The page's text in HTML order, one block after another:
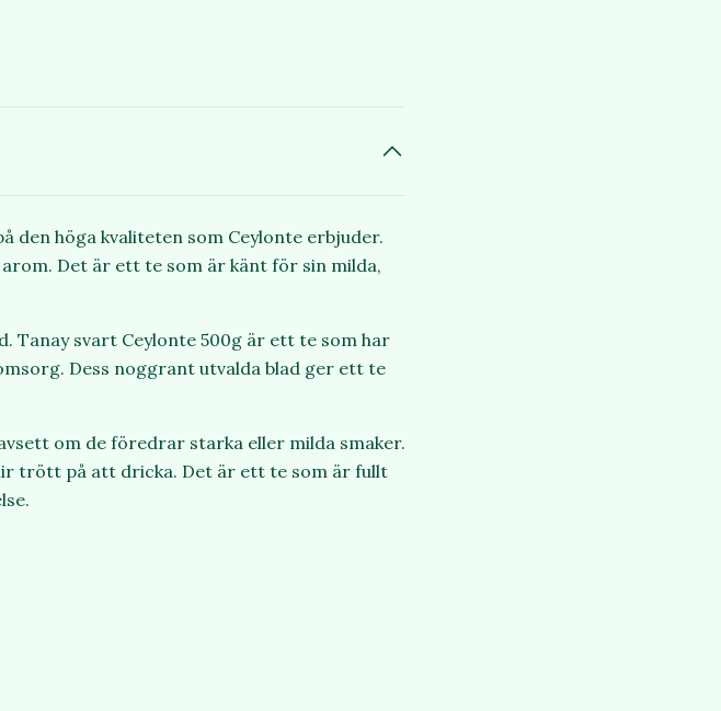
den höga kvaliteten som Ceylonte erbjuder.
Det är ett te som är känt för sin milda,
Tanay svart Ceylonte 500g är ett te som har
Dess noggrant utvalda blad ger ett te
om de föredrar starka eller milda smaker.
trött på att dricka. Det är ett te som är fullt